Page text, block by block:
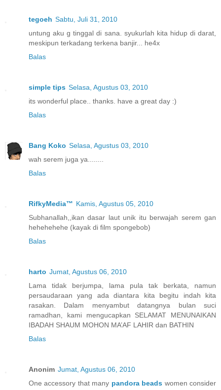
tegoeh Sabtu, Juli 31, 2010
untung aku g tinggal di sana. syukurlah kita hidup di darat,
meskipun terkadang terkena banjir... he4x
Balas
simple tips Selasa, Agustus 03, 2010
its wonderful place.. thanks. have a great day :)
Balas
Bang Koko Selasa, Agustus 03, 2010
wah serem juga ya........
Balas
RifkyMedia™ Kamis, Agustus 05, 2010
Subhanallah,,ikan dasar laut unik itu berwajah serem gan
hehehehehe (kayak di film spongebob)
Balas
harto Jumat, Agustus 06, 2010
Lama tidak berjumpa, lama pula tak berkata, namun
persaudaraan yang ada diantara kita begitu indah kita
rasakan. Dalam menyambut datangnya bulan suci
ramadhan, kami mengucapkan SELAMAT MENUNAIKAN
IBADAH SHAUM MOHON MA’AF LAHIR dan BATHIN
Balas
Anonim Jumat, Agustus 06, 2010
One accessory that many pandora beads women consider